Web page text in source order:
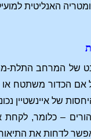
האנליטית
של המרחב התלת-
אם הכדור משתטח או
של איינשטיין
– כלומר, לקחת
לדחות את